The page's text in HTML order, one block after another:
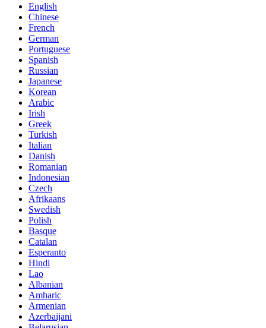
English
Chinese
French
German
Portuguese
Spanish
Russian
Japanese
Korean
Arabic
Irish
Greek
Turkish
Italian
Danish
Romanian
Indonesian
Czech
Afrikaans
Swedish
Polish
Basque
Catalan
Esperanto
Hindi
Lao
Albanian
Amharic
Armenian
Azerbaijani